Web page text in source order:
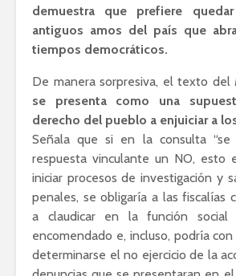
demuestra que prefiere
antiguos amos del país que
tiempos democráticos.
De manera sorpresiva, el texto del
se presenta como una
derecho del pueblo a enjuiciar a
Señala que si en la consulta “se
respuesta vinculante un NO, esto
iniciar procesos de investigación y
penales, se obligaría a las fiscalías
a claudicar en la función
encomendado e, incluso, podría
determinarse el no ejercicio de la